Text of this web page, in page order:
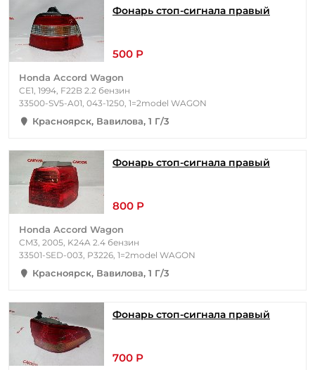
Фонарь стоп-сигнала правый
500 Р
Honda Accord Wagon
CE1, 1994, F22B 2.2 бензин
33500-SV5-A01, 043-1250, 1=2model WAGON
Красноярск, Вавилова, 1 Г/3
Фонарь стоп-сигнала правый
800 Р
Honda Accord Wagon
CM3, 2005, K24A 2.4 бензин
33501-SED-003, P3226, 1=2model WAGON
Красноярск, Вавилова, 1 Г/3
Фонарь стоп-сигнала правый
700 Р